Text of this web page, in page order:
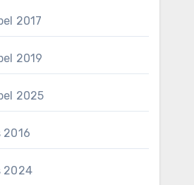
2017
2019
2025
2016
2024